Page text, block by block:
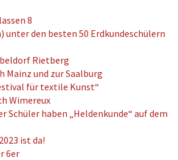
8
unter den besten 50 Erdkundeschülern
Rietberg
Mainz und zur Saalburg
für textile Kunst“
Wimereux
Schüler haben „Heldenkunde“ auf dem
ist da!
6er